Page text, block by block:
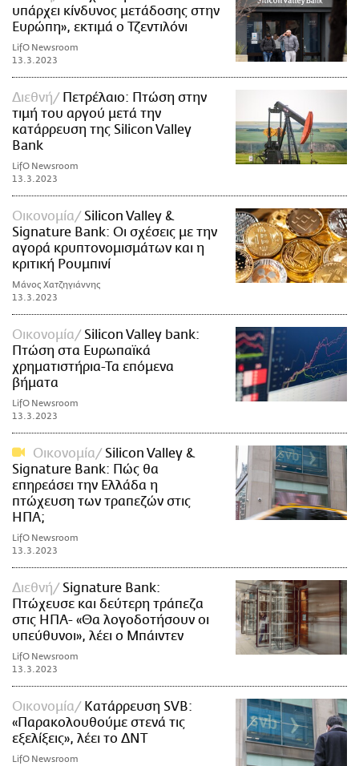
υπάρχει κίνδυνος μετάδοσης στην
Ευρώπη», εκτιμά ο Τζεντιλόνι
LifO Newsroom
13.3.2023
Διεθνή
Πετρέλαιο: Πτώση στην
τιμή του αργού μετά την
κατάρρευση της Silicon Valley
Bank
LifO Newsroom
13.3.2023
Οικονομία
Silicon Valley &
Signature Bank: Οι σχέσεις με την
αγορά κρυπτονομισμάτων και η
κριτική Ρουμπινί
Μάνος Χατζηγιάννης
13.3.2023
Οικονομία
Silicon Valley bank:
Πτώση στα Ευρωπαϊκά
χρηματιστήρια-Τα επόμενα
βήματα
LifO Newsroom
13.3.2023
Οικονομία
Silicon Valley &
Signature Bank: Πώς θα
επηρεάσει την Ελλάδα η
πτώχευση των τραπεζών στις
ΗΠΑ;
LifO Newsroom
13.3.2023
Διεθνή
Signature Bank:
Πτώχευσε και δεύτερη τράπεζα
στις ΗΠΑ- «Θα λογοδοτήσουν οι
υπεύθυνοι», λέει ο Μπάιντεν
LifO Newsroom
13.3.2023
Οικονομία
Κατάρρευση SVB:
«Παρακολουθούμε στενά τις
εξελίξεις», λέει το ΔΝΤ
LifO Newsroom